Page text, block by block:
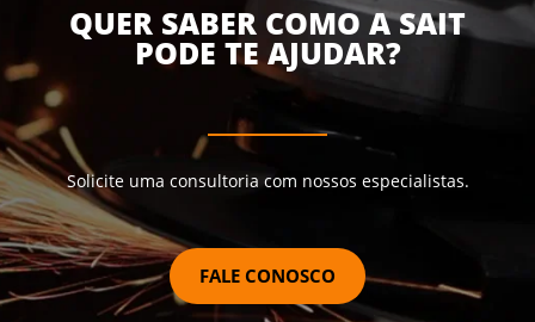
QUER SABER COMO A SAIT
PODE TE AJUDAR?
Solicite uma consultoria com nossos especialistas.
FALE CONOSCO